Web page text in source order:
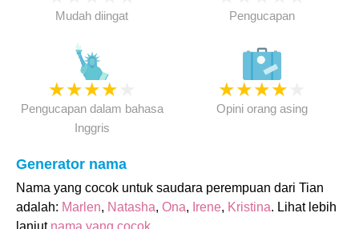
Mudah diingat Pengucapan
★★★★
Pengucapan dalam bahasa
Inggris
★★★★
Opini orang asing
Generator nama
Nama yang cocok untuk saudara perempuan dari Tian
adalah: Marlen, Natasha, Ona, Irene, Kristina. Lihat lebih
lanjut nama yang cocok.